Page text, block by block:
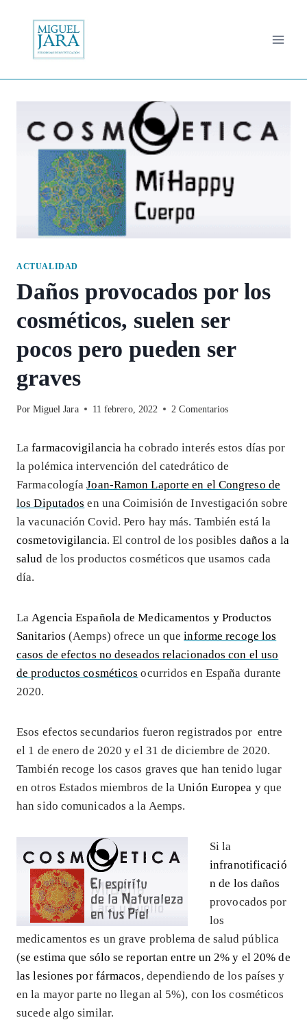
contenido
ACTUALIDAD
Daños provocados por los
cosméticos, suelen ser
pocos pero pueden ser
graves
Por Miguel Jara 11 febrero, 2022 2 Comentarios
Lafarmacovigilancia ha cobrado interés estos días por
la polémica intervención del catedrático de
FarmacologíaJoan-Ramon Laporte en el Congreso de
los Diputados en una Coimisión de Investigación sobre
la vacunación Covid. Pero hay más. También está la
cosmetovigilancia. El control de los posibles daños a la
salud de los productos cosméticos que usamos cada
día.
La Agencia Española de Medicamentos y Productos
Sanitarios (Aemps) ofrece un queinforme recoge los
casos de efectos no deseados relacionados con el uso
de productos cosméticos ocurridos en España durante
2020.
Esos efectos secundarios fueron registrados por entre
el 1 de enero de 2020 y el 31 de diciembre de 2020.
También recoge los casos graves que han tenido lugar
en otros Estados miembros de laUnión Europea y que
han sido comunicados a la Aemps.
Si la
infranotificació
n de los daños
provocados por
los
medicamentos es un grave problema de salud pública
(se estima que sólo se reportan entre un 2% y el 20% de
las lesiones por fármacos, dependiendo de los países y
en la mayor parte no llegan al 5%), con los cosméticos
sucede algo similar.